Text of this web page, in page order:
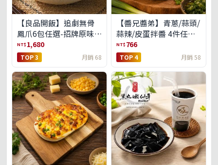
【良品開飯】追劇無骨
鳳爪6包任選-招牌原味/
濃濃蒜香/過癮麻辣(免運
組)
NT$ 1,680
TOP 3 月銷 68
【醬兄醬弟】青蔥/蒜頭/
蒜辣/皮蛋拌醬 4件任選
(免運組)
NT$ 766
TOP 4 月銷 58